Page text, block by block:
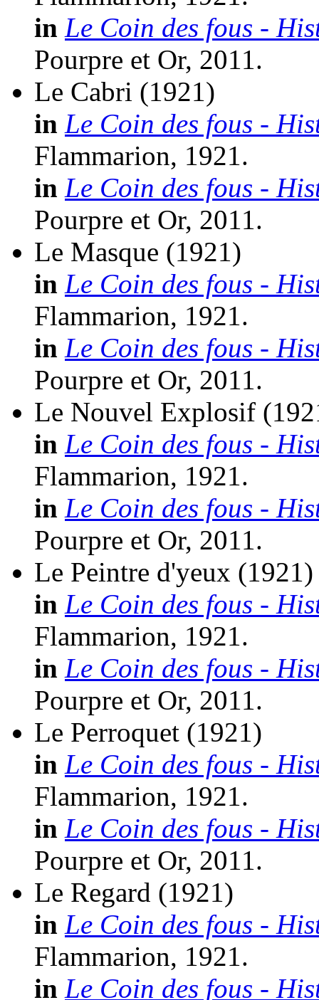
in Le Coin des fous -
Pourpre et Or, 2011.
Le Cabri (1921)
in Le Coin des fous -
Flammarion, 1921.
in Le Coin des fous -
Pourpre et Or, 2011.
Le Masque (1921)
in Le Coin des fous -
Flammarion, 1921.
in Le Coin des fous -
Pourpre et Or, 2011.
Le Nouvel Explosif
in Le Coin des fous -
Flammarion, 1921.
in Le Coin des fous -
Pourpre et Or, 2011.
Le Peintre d'yeux (1921)
in Le Coin des fous -
Flammarion, 1921.
in Le Coin des fous -
Pourpre et Or, 2011.
Le Perroquet (1921)
in Le Coin des fous -
Flammarion, 1921.
in Le Coin des fous -
Pourpre et Or, 2011.
Le Regard (1921)
in Le Coin des fous -
Flammarion, 1921.
in Le Coin des fous -